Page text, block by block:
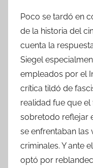
Poco se tardó en
de la historia del
cuenta la
Siegel
empleados por el
crítica tildó de
realidad fue que
sobretodo reflejar
se enfrentaban las
criminales. Y ante
optó por